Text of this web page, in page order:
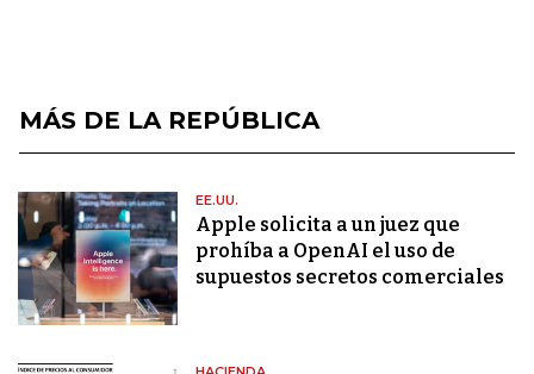
MÁS DE LA REPÚBLICA
EE.UU.
Apple solicita a un juez que
prohíba a OpenAI el uso de
supuestos secretos comerciales